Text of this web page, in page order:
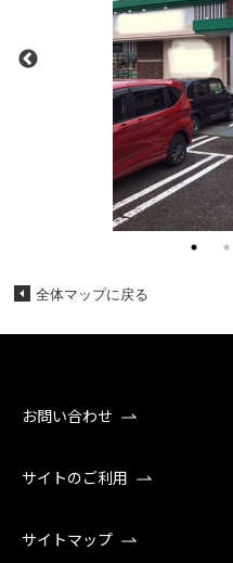
全体マップに戻る
お問い合わせ
サイトのご利用
サイトマップ